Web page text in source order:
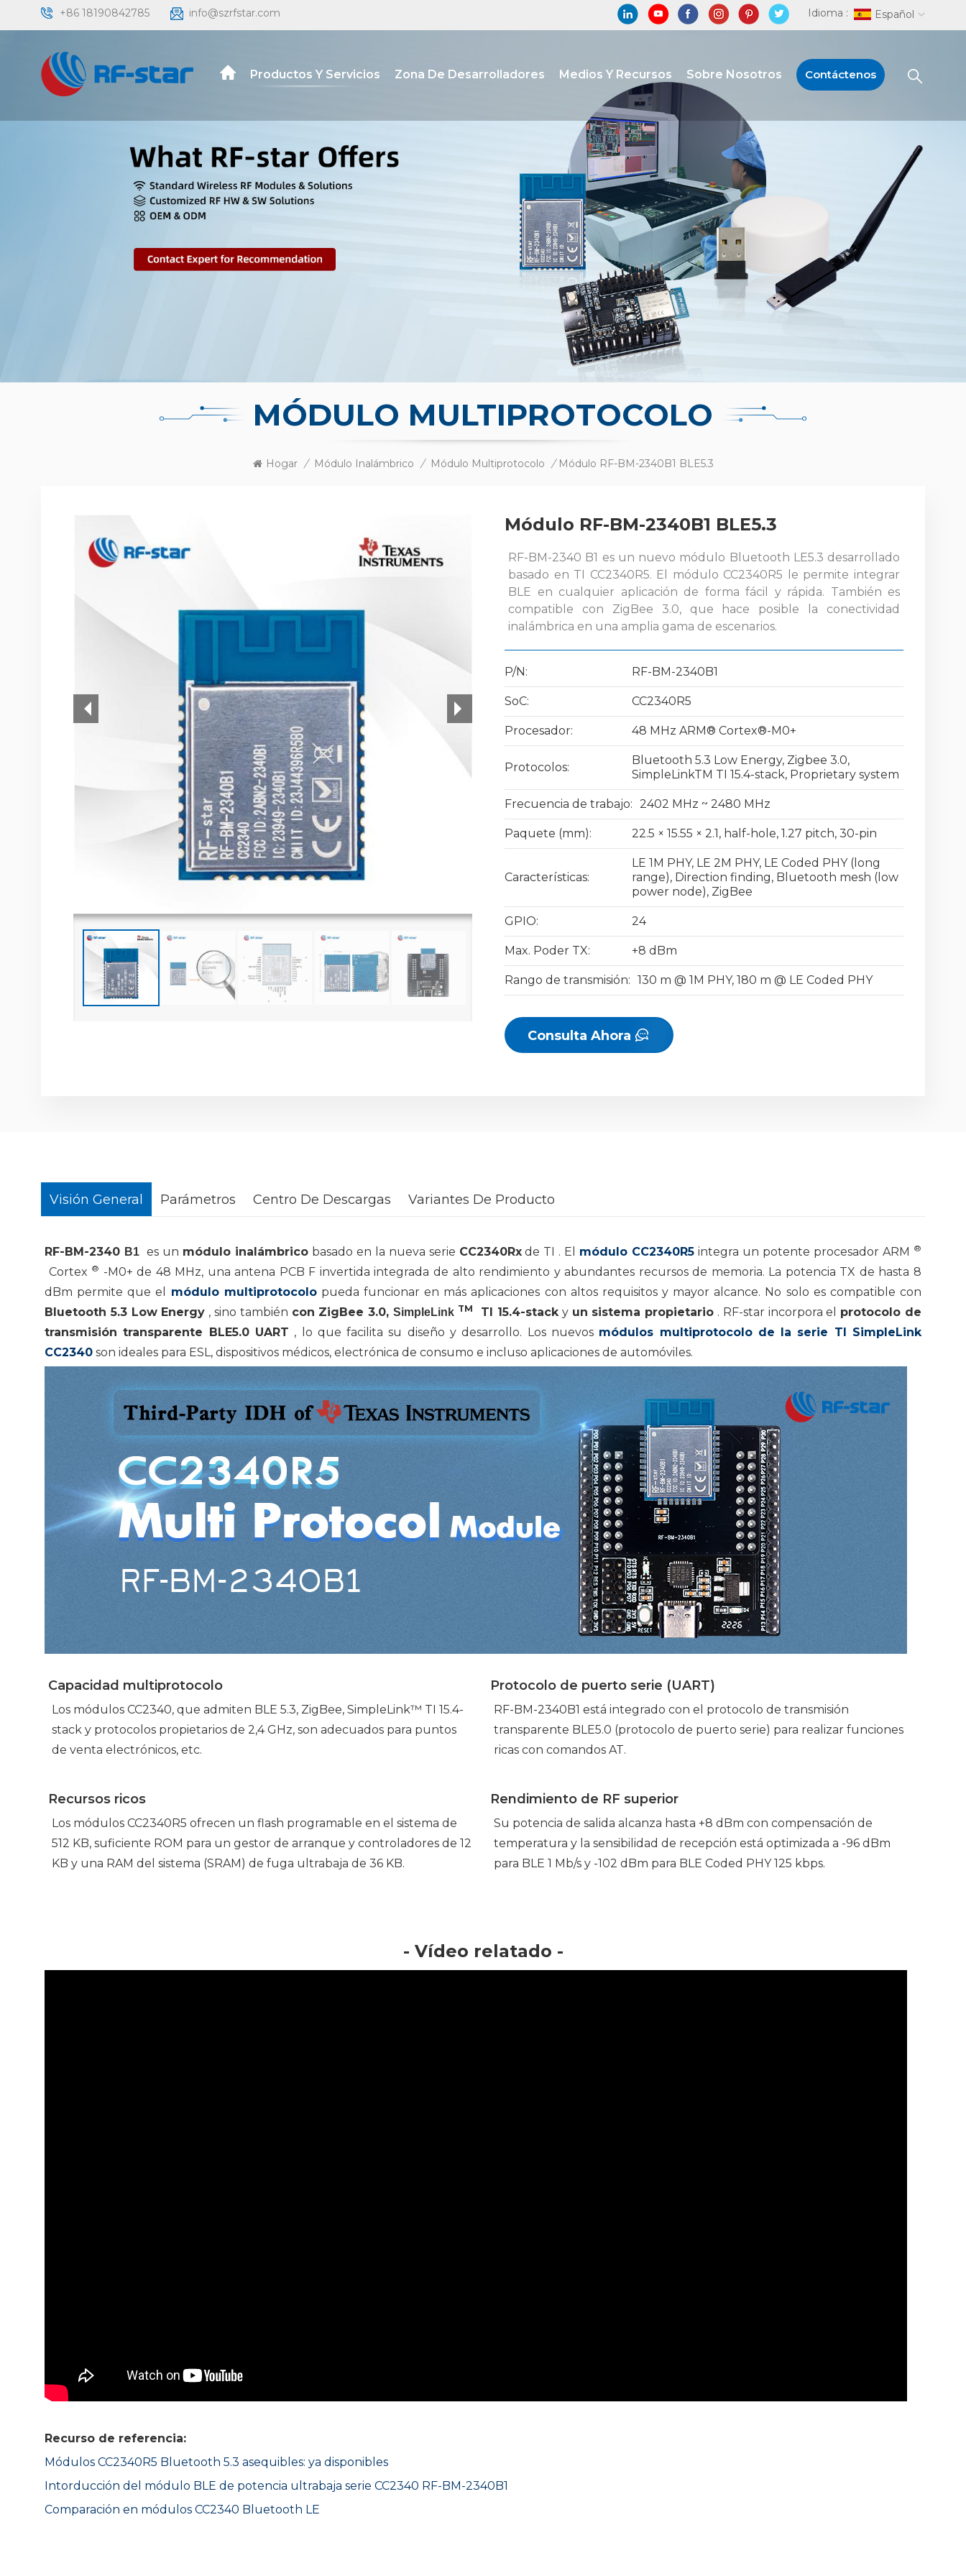
+86 18190842785 info@szrfstar.com Idioma : Español
Productos Y Servicios Zona De Desarrolladores Medios Y Recursos Sobre Nosotros Contáctenos
MÓDULO MULTIPROTOCOLO
Hogar / Módulo Inalámbrico / Módulo Multiprotocolo / Módulo RF-BM-2340B1 BLE5.3
Módulo RF-BM-2340B1 BLE5.3
RF-BM-2340 B1 es un nuevo módulo Bluetooth LE5.3 desarrollado
basado en TI CC2340R5. El módulo CC2340R5 le permite integrar
BLE en cualquier aplicación de forma fácil y rápida. También es
compatible con ZigBee 3.0, que hace posible la conectividad
inalámbrica en una amplia gama de escenarios.
P/N: RF-BM-2340B1
SoC: CC2340R5
Procesador: 48 MHz ARM® Cortex®-M0+
Protocolos:
Bluetooth 5.3 Low Energy, Zigbee 3.0,
SimpleLinkTM TI 15.4-stack, Proprietary system
Frecuencia de trabajo: 2402 MHz ~ 2480 MHz
Paquete (mm): 22.5 × 15.55 × 2.1, half-hole, 1.27 pitch, 30-pin
Características:
LE 1M PHY, LE 2M PHY, LE Coded PHY (long
range), Direction finding, Bluetooth mesh (low
power node), ZigBee
GPIO: 24
Max. Poder TX: +8 dBm
Rango de transmisión: 130 m @ 1M PHY, 180 m @ LE Coded PHY
Consulta Ahora
Visión General Parámetros Centro De Descargas Variantes De Producto
RF-BM-2340 B1es un módulo inalámbricobasado en la nueva serie CC2340Rxde TI . El módulo CC2340R5 integra un potente procesador ARM ®
Cortex ® -M0+ de 48 MHz, una antena PCB F invertida integrada de alto rendimiento y abundantes recursos de memoria. La potencia TX de hasta 8
dBm permite que el módulo multiprotocolopueda funcionar en más aplicaciones con altos requisitos y mayor alcance. No solo es compatible con
Bluetooth 5.3 Low Energy , sino también con ZigBee 3.0, SimpleLink TM TI 15.4-stacky un sistema propietario . RF-star incorpora el protocolo de
transmisión transparente BLE5.0 UART , lo que facilita su diseño y desarrollo. Los nuevos módulos multiprotocolo de la serie TI SimpleLink
CC2340 son ideales para ESL, dispositivos médicos, electrónica de consumo e incluso aplicaciones de automóviles.
Capacidad multiprotocolo
Los módulos CC2340, que admiten BLE 5.3, ZigBee, SimpleLink™ TI 15.4-
stack y protocolos propietarios de 2,4 GHz, son adecuados para puntos
de venta electrónicos, etc.
Protocolo de puerto serie (UART)
RF-BM-2340B1 está integrado con el protocolo de transmisión
transparente BLE5.0 (protocolo de puerto serie) para realizar funciones
ricas con comandos AT.
Recursos ricos
Los módulos CC2340R5 ofrecen un flash programable en el sistema de
512 KB, suficiente ROM para un gestor de arranque y controladores de 12
KB y una RAM del sistema (SRAM) de fuga ultrabaja de 36 KB.
Rendimiento de RF superior
Su potencia de salida alcanza hasta +8 dBm con compensación de
temperatura y la sensibilidad de recepción está optimizada a -96 dBm
para BLE 1 Mb/s y -102 dBm para BLE Coded PHY 125 kbps.
- Vídeo relatado -
Recurso de referencia:
Módulos CC2340R5 Bluetooth 5.3 asequibles: ya disponibles
Intorducción del módulo BLE de potencia ultrabaja serie CC2340 RF-BM-2340B1
Comparación en módulos CC2340 Bluetooth LE